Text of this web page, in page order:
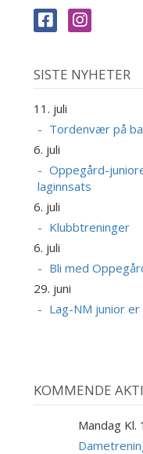
SISTE NYHETER
11. juli
Tordenvær på
6. juli
Oppegård-
laginnsats
6. juli
Klubbtreninger
6. juli
Bli med
29. juni
Lag-NM junior
KOMMENDE
Mandag Kl.